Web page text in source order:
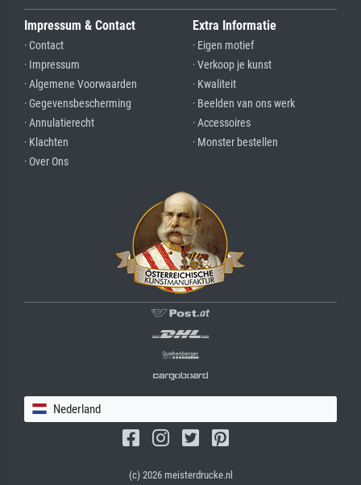
Impressum & Contact
· Contact
· Impressum
· Algemene Voorwaarden
· Gegevensbescherming
· Annulatierecht
· Klachten
· Over Ons
Extra Informatie
· Eigen motief
· Verkoop je kunst
· Kwaliteit
· Beelden van ons werk
· Accessoires
· Monster bestellen
Nederland
(c) 2026 meisterdrucke.nl